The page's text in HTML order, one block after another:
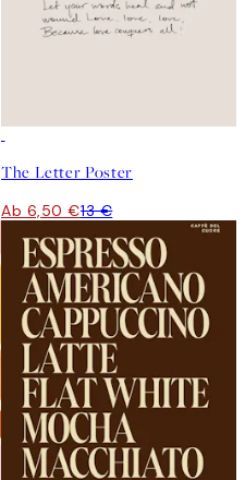
The Letter Poster
Ab 6,50 €13 €